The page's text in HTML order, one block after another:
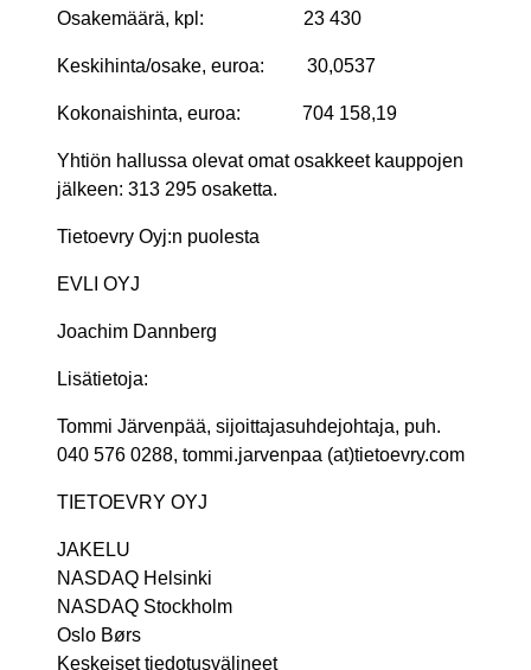
Osakemäärä, kpl: 23 430
Keskihinta/osake, euroa: 30,0537
Kokonaishinta, euroa: 704 158,19
Yhtiön hallussa olevat omat osakkeet kauppojen
jälkeen: 313 295 osaketta.
Tietoevry Oyj:n puolesta
EVLI OYJ
Joachim Dannberg
Lisätietoja:
Tommi Järvenpää, sijoittajasuhdejohtaja, puh.
040 576 0288, tommi.jarvenpaa (at)tietoevry.com
TIETOEVRY OYJ
JAKELU
NASDAQ Helsinki
NASDAQ Stockholm
Oslo Børs
Keskeiset tiedotusvälineet